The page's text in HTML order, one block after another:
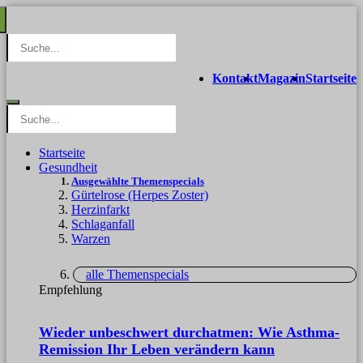
Startseite
Magazin
Kontakt
Startseite
Gesundheit
Ausgewählte Themenspecials
Gürtelrose (Herpes Zoster)
Herzinfarkt
Schlaganfall
Warzen
alle Themenspecials
Empfehlung
Wieder unbeschwert durchatmen: Wie Asthma-
Remission Ihr Leben verändern kann